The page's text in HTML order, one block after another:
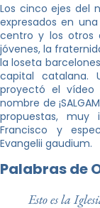
Los cinco ejes del
expresados en
centro y los otros
jóvenes, la
la loseta
capital catalana.
proyectó el
nombre de
propuestas, muy
Francisco y
Evangelii gaudium.
Palabras de
Esto es la